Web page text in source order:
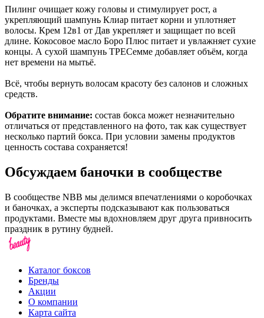
Пилинг очищает кожу головы и стимулирует рост, а
укрепляющий шампунь Клиар питает корни и уплотняет
волосы. Крем 12в1 от Дав укрепляет и защищает по всей
длине. Кокосовое масло Боро Плюс питает и увлажняет сухие
концы. А сухой шампунь ТРЕСемме добавляет объём, когда
нет времени на мытьё.
Всё, чтобы вернуть волосам красоту без салонов и сложных
средств.
Обратите внимание: состав бокса может незначительно
отличаться от представленного на фото, так как существует
несколько партий бокса. При условии замены продуктов
ценность состава сохраняется!
Обсуждаем баночки в сообществе
В сообществе NBB мы делимся впечатлениями о коробочках
и баночках, а эксперты подсказывают как пользоваться
продуктами. Вместе мы вдохновляем друг друга привносить
праздник в рутину будней.
Каталог боксов
Бренды
Акции
О компании
Карта сайта